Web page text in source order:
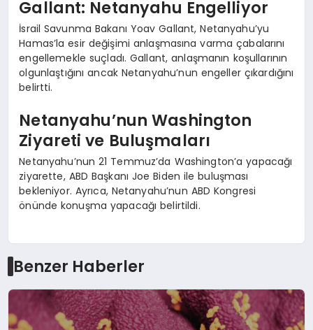
Gallant: Netanyahu Engelliyor
İsrail Savunma Bakanı Yoav Gallant, Netanyahu’yu
Hamas’la esir değişimi anlaşmasına varma çabalarını
engellemekle suçladı. Gallant, anlaşmanın koşullarının
olgunlaştığını ancak Netanyahu’nun engeller çıkardığını
belirtti.
Netanyahu’nun Washington
Ziyareti ve Buluşmaları
Netanyahu’nun 21 Temmuz’da Washington’a yapacağı
ziyarette, ABD Başkanı Joe Biden ile buluşması
bekleniyor. Ayrıca, Netanyahu’nun ABD Kongresi
önünde konuşma yapacağı belirtildi.
Benzer Haberler